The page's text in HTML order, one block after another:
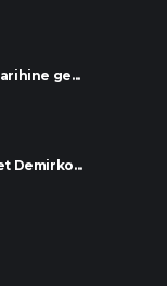
ge...
Demirko...